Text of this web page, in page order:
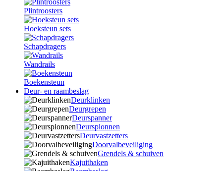
Plintroosters
Hoeksteun sets
Schapdragers
Wandrails
Boekensteun
Deur- en raambeslag
Deurklinken
Deurgrepen
Deurspanner
Deurspionnen
Deurvastzetters
Doorvalbeveiliging
Grendels & schuiven
Kajuithaken